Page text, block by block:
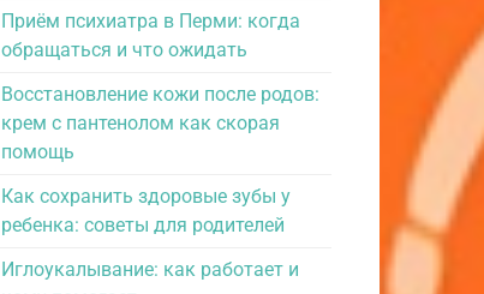
Приём психиатра в Перми: когда
обращаться и что ожидать
Восстановление кожи после родов:
крем с пантенолом как скорая
помощь
Как сохранить здоровые зубы у
ребенка: советы для родителей
Иглоукалывание: как работает и